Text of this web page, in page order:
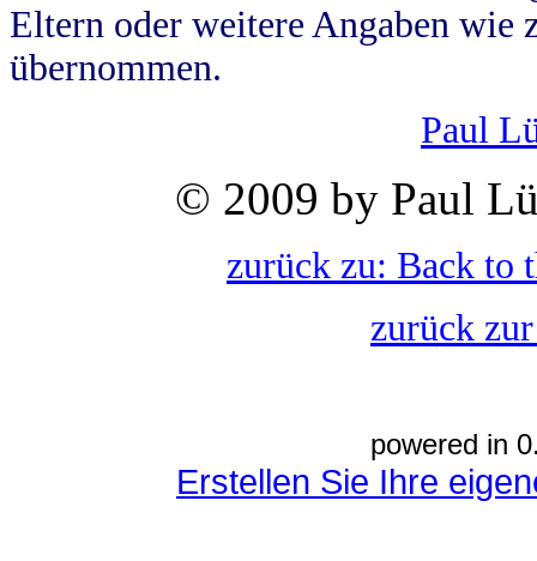
Eltern oder weitere Angaben wie
übernommen.
Paul
© 2009 by Paul
zurück zu: Back to
zurück
powered in
Erstellen Sie Ihre